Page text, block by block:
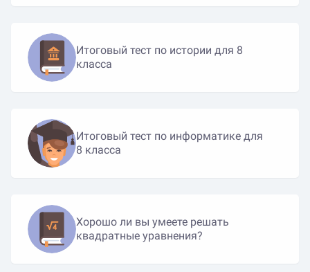
Итоговый тест по истории для 8
класса
Итоговый тест по информатике для
8 класса
Хорошо ли вы умеете решать
квадратные уравнения?